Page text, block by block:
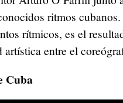
ritmos
rítmicos, es el
entre el
Cuba